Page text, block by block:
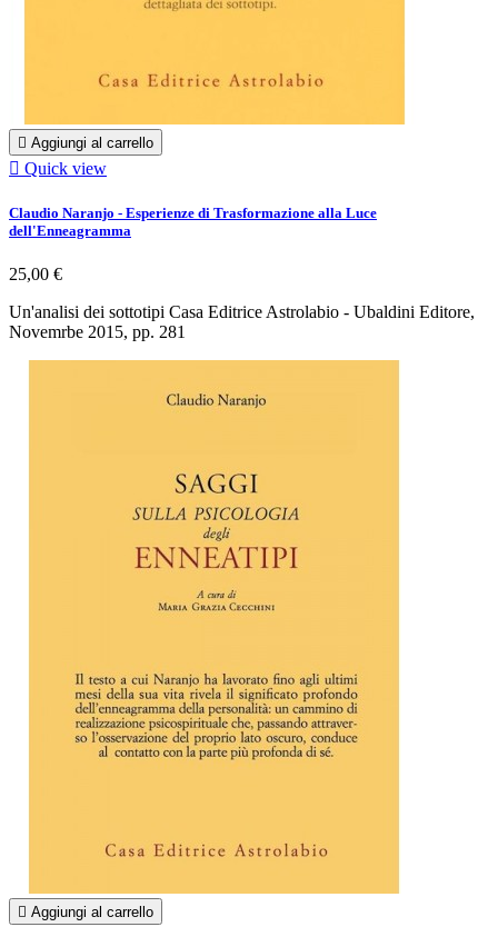
 Aggiungi al carrello
 Quick view
Claudio Naranjo - Esperienze di Trasformazione alla Luce
dell'Enneagramma
25,00 €
Un'analisi dei sottotipi Casa Editrice Astrolabio - Ubaldini Editore,
Novemrbe 2015, pp. 281
 Aggiungi al carrello